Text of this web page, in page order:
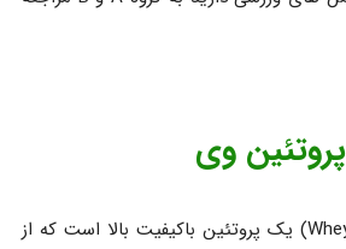
پروتئین وی
پروتئین وی (Whey Protein) یک پروتئین باکیفیت بالا است که از